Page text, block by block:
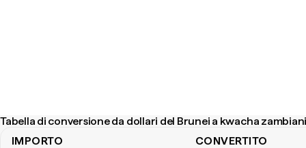
Tabella di conversione da dollari del Brunei a kwacha
IMPORTO CONVERTITO